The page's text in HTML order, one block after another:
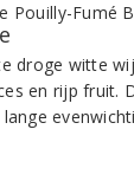
droge witte
en rijp fruit.